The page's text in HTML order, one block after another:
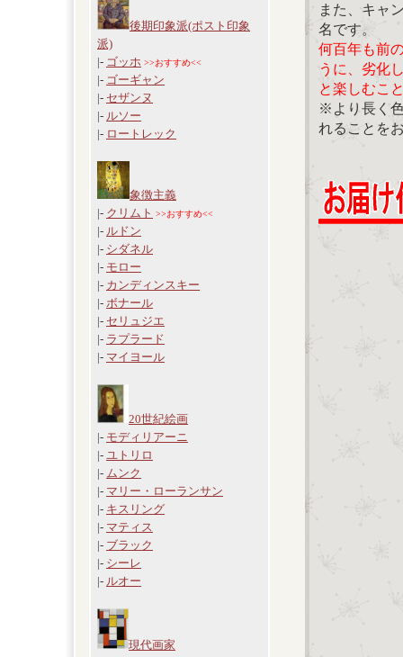
後期印象派(ポスト印象
派)
|- ゴッホ >>おすすめ<<
|- ゴーギャン
|- セザンヌ
|- ルソー
|- ロートレック
象徴主義
|- クリムト >>おすすめ<<
|- ルドン
|- シダネル
|- モロー
|- カンディンスキー
|- ボナール
|- セリュジエ
|- ラプラード
|- マイヨール
20世紀絵画
|- モディリアーニ
|- ユトリロ
|- ムンク
|- マリー・ローランサン
|- キスリング
|- マティス
|- ブラック
|- シーレ
|- ルオー
現代画家
また、キャ
名です。
何百年も前
うに、劣化
と楽しむこ
※より長く
れることを